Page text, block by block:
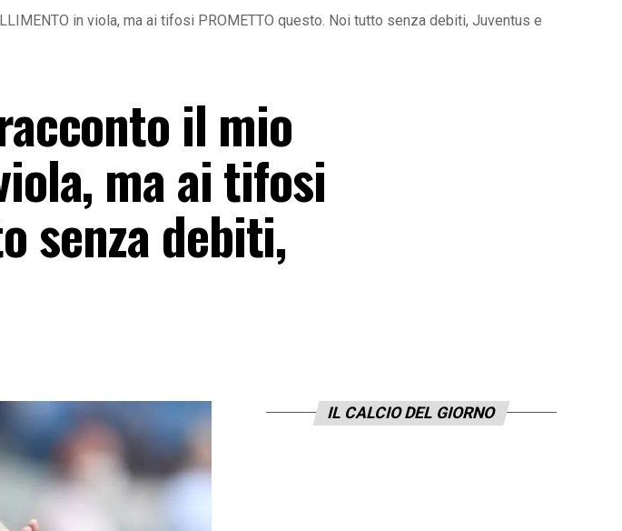
in viola, ma ai tifosi PROMETTO questo. Noi tutto senza debiti, Juventus e
il mio
ma ai tifosi
senza debiti,
IL CALCIO DEL GIORNO